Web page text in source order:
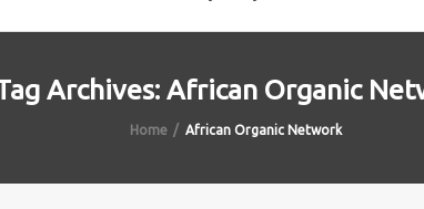
Archives: African Organic
Home African Organic Network